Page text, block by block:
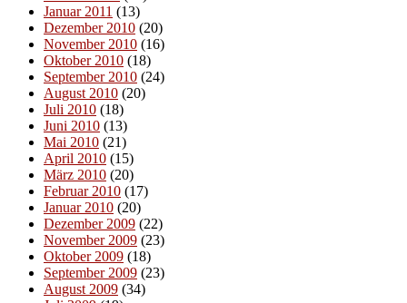
Januar 2011 (13)
Dezember 2010 (20)
November 2010 (16)
Oktober 2010 (18)
September 2010 (24)
August 2010 (20)
Juli 2010 (18)
Juni 2010 (13)
Mai 2010 (21)
April 2010 (15)
März 2010 (20)
Februar 2010 (17)
Januar 2010 (20)
Dezember 2009 (22)
November 2009 (23)
Oktober 2009 (18)
September 2009 (23)
August 2009 (34)